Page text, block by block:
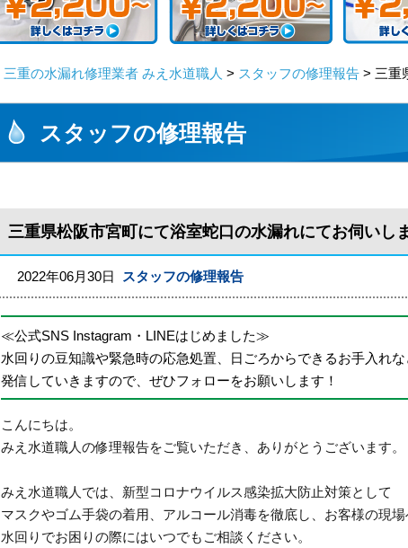
三重の水漏れ修理業者 みえ水道職人 > スタッフの修理報告 > 三重
スタッフの修理報告
三重県松阪市宮町にて浴室蛇口の水漏れにてお伺いし
2022年06月30日 スタッフの修理報告
≪公式SNS Instagram・LINEはじめました≫
水回りの豆知識や緊急時の応急処置、日ごろからできるお手入れ
発信していきますので、ぜひフォローをお願いします！
こんにちは。
みえ水道職人の修理報告をご覧いただき、ありがとうございます。
みえ水道職人では、新型コロナウイルス感染拡大防止対策として
マスクやゴム手袋の着用、アルコール消毒を徹底し、お客様の現場
水回りでお困りの際にはいつでもご相談ください。